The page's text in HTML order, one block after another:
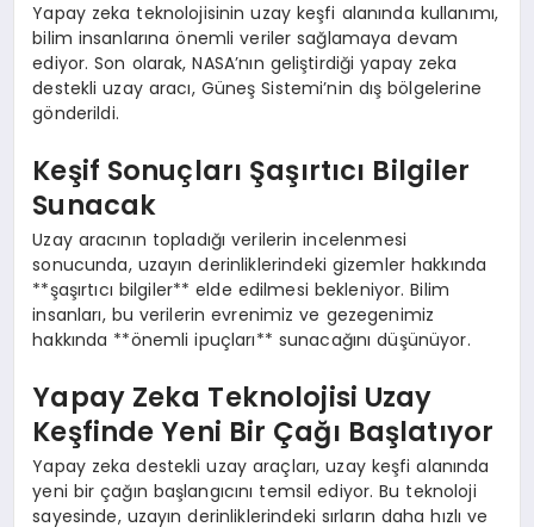
Yapay zeka teknolojisinin uzay keşfi alanında kullanımı,
bilim insanlarına önemli veriler sağlamaya devam
ediyor. Son olarak, NASA’nın geliştirdiği yapay zeka
destekli uzay aracı, Güneş Sistemi’nin dış bölgelerine
gönderildi.
Keşif Sonuçları Şaşırtıcı Bilgiler
Sunacak
Uzay aracının topladığı verilerin incelenmesi
sonucunda, uzayın derinliklerindeki gizemler hakkında
**şaşırtıcı bilgiler** elde edilmesi bekleniyor. Bilim
insanları, bu verilerin evrenimiz ve gezegenimiz
hakkında **önemli ipuçları** sunacağını düşünüyor.
Yapay Zeka Teknolojisi Uzay
Keşfinde Yeni Bir Çağı Başlatıyor
Yapay zeka destekli uzay araçları, uzay keşfi alanında
yeni bir çağın başlangıcını temsil ediyor. Bu teknoloji
sayesinde, uzayın derinliklerindeki sırların daha hızlı ve